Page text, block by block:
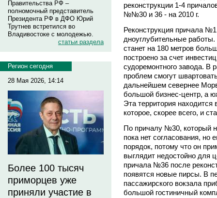
Правительства РФ –
полномочный представитель
Президента РФ в ДФО Юрий
Трутнев встретился во
Владивостоке с молодежью.
статьи раздела
Регион сегодня
28 Мая 2026, 14:14
Более 100 тысяч
приморцев уже
приняли участие в
реконструкции 1-4
№№30 и 36 - на 2010 г.
Реконструкция причала
дноуглубительные
станет на 180 метров
построено за счет
судоремонтного завода. В
проблем смогут
дальнейшем севернее
большой бизнес-центр, а
Эта территория
которое, скорее всего, и
По причалу №30, который
пока нет согласования, но
порядок, потому что он
выглядит недостойно для
причала №36 после
появятся новые пирсы. В
пассажирского вокзала
большой гостиничный